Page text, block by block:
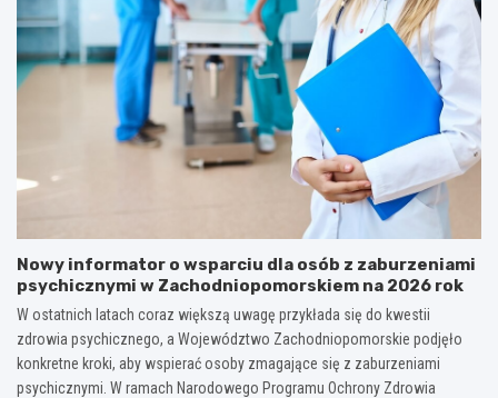
Nowy informator o wsparciu dla osób z zaburzeniami
psychicznymi w Zachodniopomorskiem na 2026 rok
W ostatnich latach coraz większą uwagę przykłada się do kwestii
zdrowia psychicznego, a Województwo Zachodniopomorskie podjęło
konkretne kroki, aby wspierać osoby zmagające się z zaburzeniami
psychicznymi. W ramach Narodowego Programu Ochrony Zdrowia